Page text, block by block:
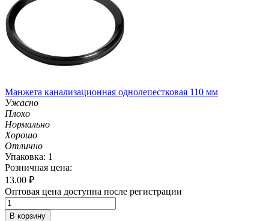
Манжета канализационная однолепестковая 110 мм
Ужасно
Плохо
Нормально
Хорошо
Отлично
Упаковка: 1
Розничная цена:
13.00 ₽
Оптовая цена доступна после регистрации
В корзину